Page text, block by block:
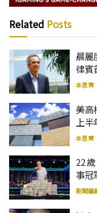
Related Posts
晨麗
律賓
本思齊
美高
上
本思齊
22
事冠
新聞編